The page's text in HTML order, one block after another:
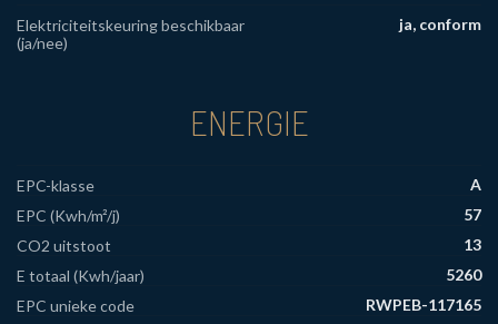
Elektriciteitskeuring beschikbaar
(ja/nee)
ja, conform
ENERGIE
EPC-klasse
A
EPC (Kwh/m²/j)
57
CO2 uitstoot
13
E totaal (Kwh/jaar)
5260
EPC unieke code
RWPEB-117165